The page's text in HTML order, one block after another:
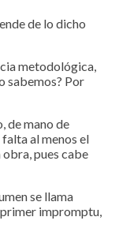
de lo dicho
metodológica,
sabemos? Por
de mano de
falta al menos el
obra, pues cabe
se llama
impromptu,